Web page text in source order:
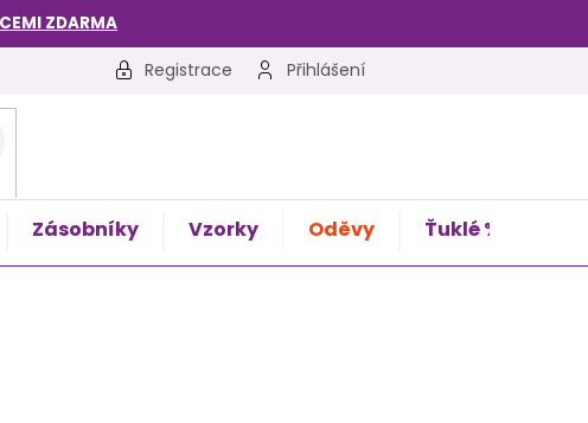
ZDARMA
Registrace Přihlášení
Zásobníky Vzorky Oděvy Ťuklé %